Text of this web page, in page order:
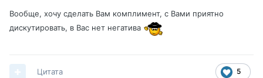
Вообще, хочу сделать Вам комплимент, с Вами приятно
дискутировать, в Вас нет негатива
5
Цитата